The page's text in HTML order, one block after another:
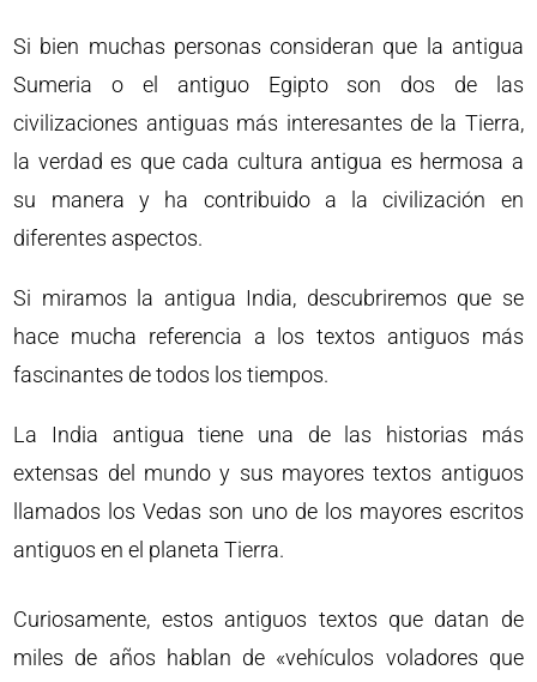
Si bien muchas personas consideran que la antigua
Sumeria o el antiguo Egipto son dos de las
civilizaciones antiguas más interesantes de la Tierra,
la verdad es que cada cultura antigua es hermosa a
su manera y ha contribuido a la civilización en
diferentes aspectos.
Si miramos la antigua India, descubriremos que se
hace mucha referencia a los textos antiguos más
fascinantes de todos los tiempos.
La India antigua tiene una de las historias más
extensas del mundo y sus mayores textos antiguos
llamados los Vedas son uno de los mayores escritos
antiguos en el planeta Tierra.
Curiosamente, estos antiguos textos que datan de
miles de años hablan de «vehículos voladores que